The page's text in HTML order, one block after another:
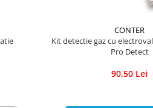
CONTER
Kit detectie gaz cu
Pro Detect
90,50 Lei